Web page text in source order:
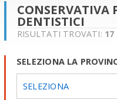
CONSERVATIVA
DENTISTICI
RISULTATI TROVATI: 17
SELEZIONA LA
SELEZIONA